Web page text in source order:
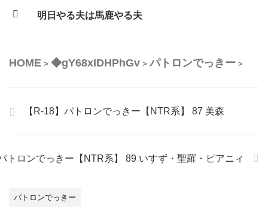
明日やる夫は馬鹿やる夫
HOME > ◆gY68xIDHPhGv > パトロンでっきー >
【R-18】パトロンでっきー【NTR系】 87 美森
トロンでっきー【NTR系】 89 いすず・聖羅・ピアニィ
パトロンでっきー